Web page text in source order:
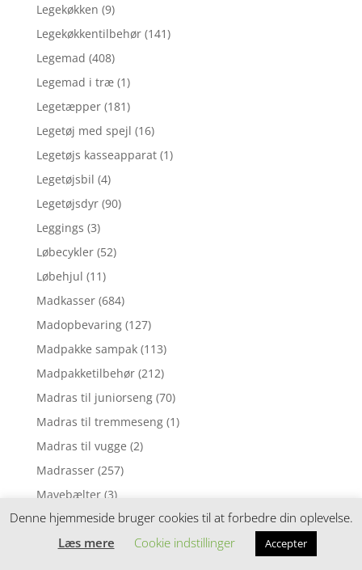
Legekøkken (9)
Legekøkkentilbehør (141)
Legemad (408)
Legemad i træ (1)
Legetæpper (181)
Legetøj med spejl (16)
Legetøjs kasseapparat (1)
Legetøjsbil (4)
Legetøjsdyr (90)
Leggings (3)
Løbecykler (52)
Løbehjul (11)
Madkasser (684)
Madopbevaring (127)
Madpakke sampak (113)
Madpakketilbehør (212)
Madras til juniorseng (70)
Madras til tremmeseng (1)
Madras til vugge (2)
Madrasser (257)
Mavebælter (3)
Motorik legetøj (5)
Mørklægningsgardin (3)
Denne hjemmeside bruger cookies til at forbedre din oplevelse.
Læs mere
Cookie indstillinger Accepter